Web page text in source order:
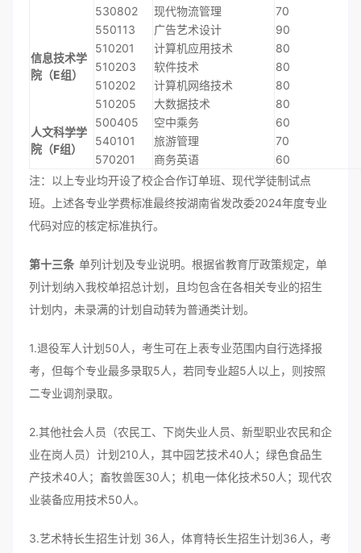
530802
现代物流管理 70
信息技术学
院（E组）
550113 广告艺术设计
90
510201
计算机应用技术
80
510203
软件技术
80
510202
计算机网络技术
80
510205
大数据技术 80
人文科学学
院（F组）
500405 空中乘务
60
540101
旅游管理
70
570201
商务英语
60
注：以上专业均开设了校企合作订单班、现代学徒制试点
班。上述各专业学费标准最终按湖南省发改委2024年度专业
代码对应的核定标准执行。
第十三条 单列计划及专业说明。根据省教育厅政策规定，单
列计划纳入我校单招总计划，且均包含在各相关专业的招生
计划内，未录满的计划自动转为普通类计划。
1.退役军人计划50人，考生可在上表专业范围内自行选择报
考，但每个专业最多录取5人，若同专业超5人以上，则按照
二专业调剂录取。
2.其他社会人员（农民工、下岗失业人员、新型职业农民和企
业在岗人员）计划210人，其中园艺技术40人；绿色食品生
产技术40人；畜牧兽医30人；机电一体化技术50人；现代农
业装备应用技术50人。
3.艺术特长生招生计划 36人，体育特长生招生计划36人，考